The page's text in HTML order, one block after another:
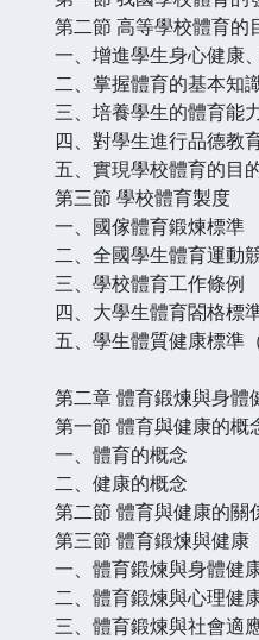
第二節 高等學校體育的
一、增進學生身心健康
二、掌握體育的基本知
三、培養學生的體育能
四、對學生進行品德教
五、實現學校體育的目
第三節 學校體育製度
一、國傢體育鍛煉標準
二、全國學生體育運動
三、學校體育工作條例
四、大學生體育閤格標
五、學生體質健康標準
第二章 體育鍛煉與身體
第一節 體育與健康的概
一、體育的概念
二、健康的概念
第二節 體育與健康的關
第三節 體育鍛煉與健康
一、體育鍛煉與身體健
二、體育鍛煉與心理健
三、體育鍛煉與社會適